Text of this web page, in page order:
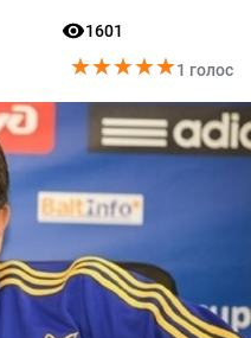
1601
★★★★★
★★★★★1 голос